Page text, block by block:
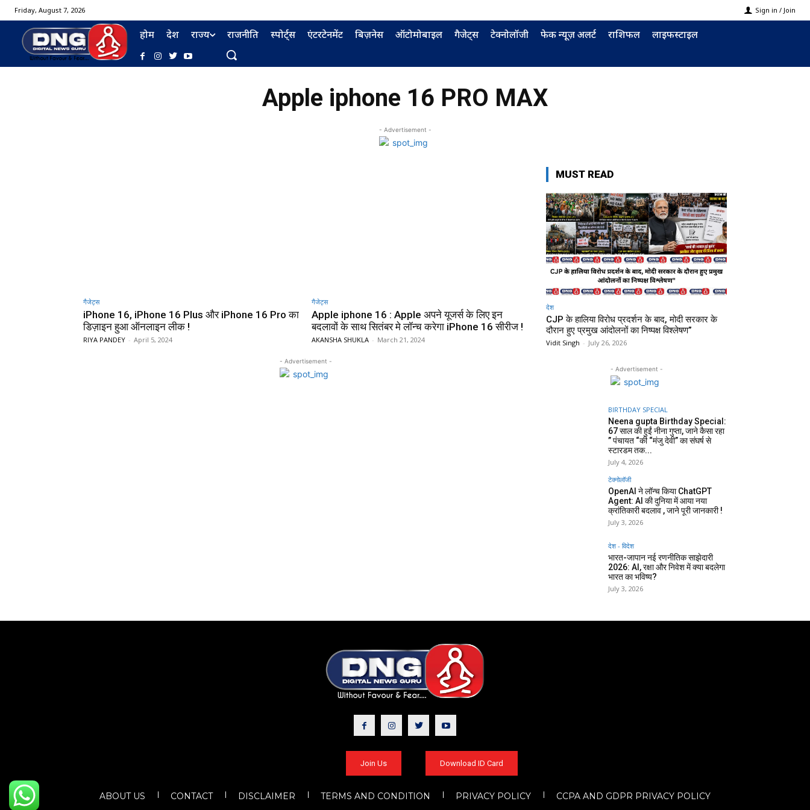
Friday, August 7, 2026 Sign in / Join
होम देश राज्य राजनीति स्पोर्ट्स एंटरटेनमेंट बिज़नेस ऑटोमोबाइल गैजेट्स टेक्नोलॉजी फेक न्यूज़ अलर्ट राशिफल लाइफस्टाइल
Apple iphone 16 PRO MAX
- Advertisement -
गैजेट्स
iPhone 16, iPhone 16 Plus और iPhone 16 Pro का
डिज़ाइन हुआ ऑनलाइन लीक !
RIYA PANDEY - April 5, 2024
गैजेट्स
Apple iphone 16 : Apple अपने यूजर्स के लिए इन
बदलावों के साथ सितंबर मे लॉन्च करेगा iPhone 16 सीरीज !
AKANSHA SHUKLA - March 21, 2024
- Advertisement -
MUST READ
देश
CJP के हालिया विरोध प्रदर्शन के बाद, मोदी सरकार के
दौरान हुए प्रमुख आंदोलनों का निष्पक्ष विश्लेषण”
Vidit Singh - July 26, 2026
- Advertisement -
BIRTHDAY SPECIAL
Neena gupta Birthday Special:
67 साल की हुईं नीना गुप्ता, जाने कैसा रहा
” पंचायत “की “मंजु देवी” का संघर्ष से
स्टारडम तक...
July 4, 2026
टेक्नोलॉजी
OpenAI ने लॉन्च किया ChatGPT
Agent: AI की दुनिया में आया नया
क्रांतिकारी बदलाव , जाने पूरी जानकारी !
July 3, 2026
देश - विदेश
भारत-जापान नई रणनीतिक साझेदारी
2026: AI, रक्षा और निवेश में क्या बदलेगा
भारत का भविष्य?
July 3, 2026
Join Us Download ID Card
ABOUT US CONTACT DISCLAIMER TERMS AND CONDITION PRIVACY POLICY CCPA AND GDPR PRIVACY POLICY